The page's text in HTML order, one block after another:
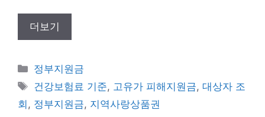
더보기
카
테
리
정부지원금
태
그
건강보험료 기준, 고유가 피해지원금,대상자 조
회 , 정부지원금, 지역사랑상품권